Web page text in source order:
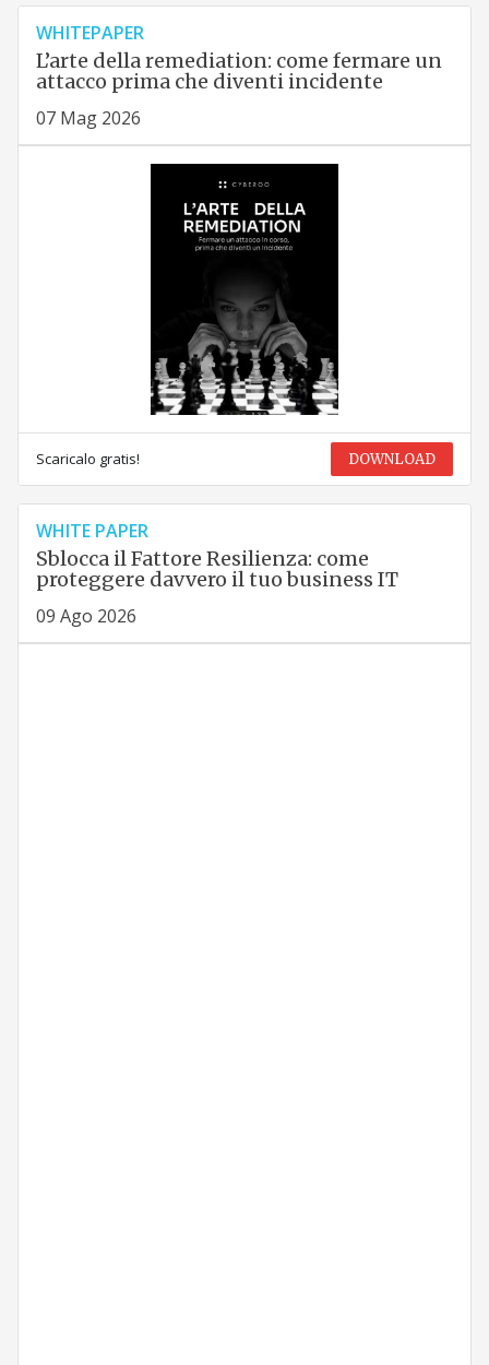
WHITEPAPER
L’arte della remediation: come fermare un
attacco prima che diventi incidente
07 Mag 2026
Scaricalo gratis! DOWNLOAD
WHITE PAPER
Sblocca il Fattore Resilienza: come
proteggere davvero il tuo business IT
09 Ago 2026